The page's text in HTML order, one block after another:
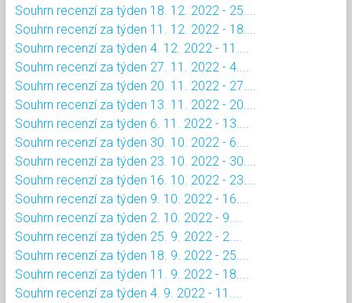
Souhrn recenzí za týden 18. 12. 2022 - 25....
Souhrn recenzí za týden 11. 12. 2022 - 18....
Souhrn recenzí za týden 4. 12. 2022 - 11....
Souhrn recenzí za týden 27. 11. 2022 - 4....
Souhrn recenzí za týden 20. 11. 2022 - 27....
Souhrn recenzí za týden 13. 11. 2022 - 20....
Souhrn recenzí za týden 6. 11. 2022 - 13....
Souhrn recenzí za týden 30. 10. 2022 - 6....
Souhrn recenzí za týden 23. 10. 2022 - 30....
Souhrn recenzí za týden 16. 10. 2022 - 23....
Souhrn recenzí za týden 9. 10. 2022 - 16....
Souhrn recenzí za týden 2. 10. 2022 - 9....
Souhrn recenzí za týden 25. 9. 2022 - 2....
Souhrn recenzí za týden 18. 9. 2022 - 25....
Souhrn recenzí za týden 11. 9. 2022 - 18....
Souhrn recenzí za týden 4. 9. 2022 - 11....